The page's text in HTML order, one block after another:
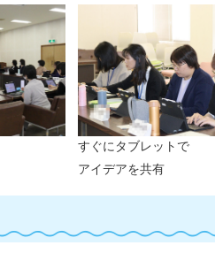
すぐにタブレットで
アイデアを共有